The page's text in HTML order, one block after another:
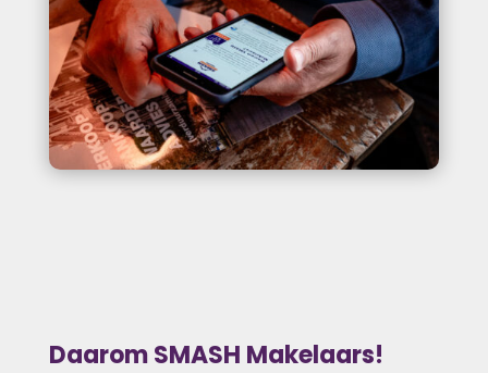
Daarom SMASH Makelaars!